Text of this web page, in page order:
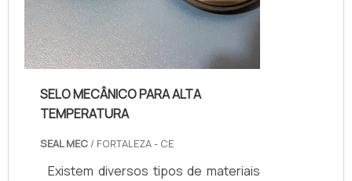
SELO MECÂNICO PARA ALTA
TEMPERATURA
SEAL MEC / FORTALEZA - CE
Existem diversos tipos de materiais